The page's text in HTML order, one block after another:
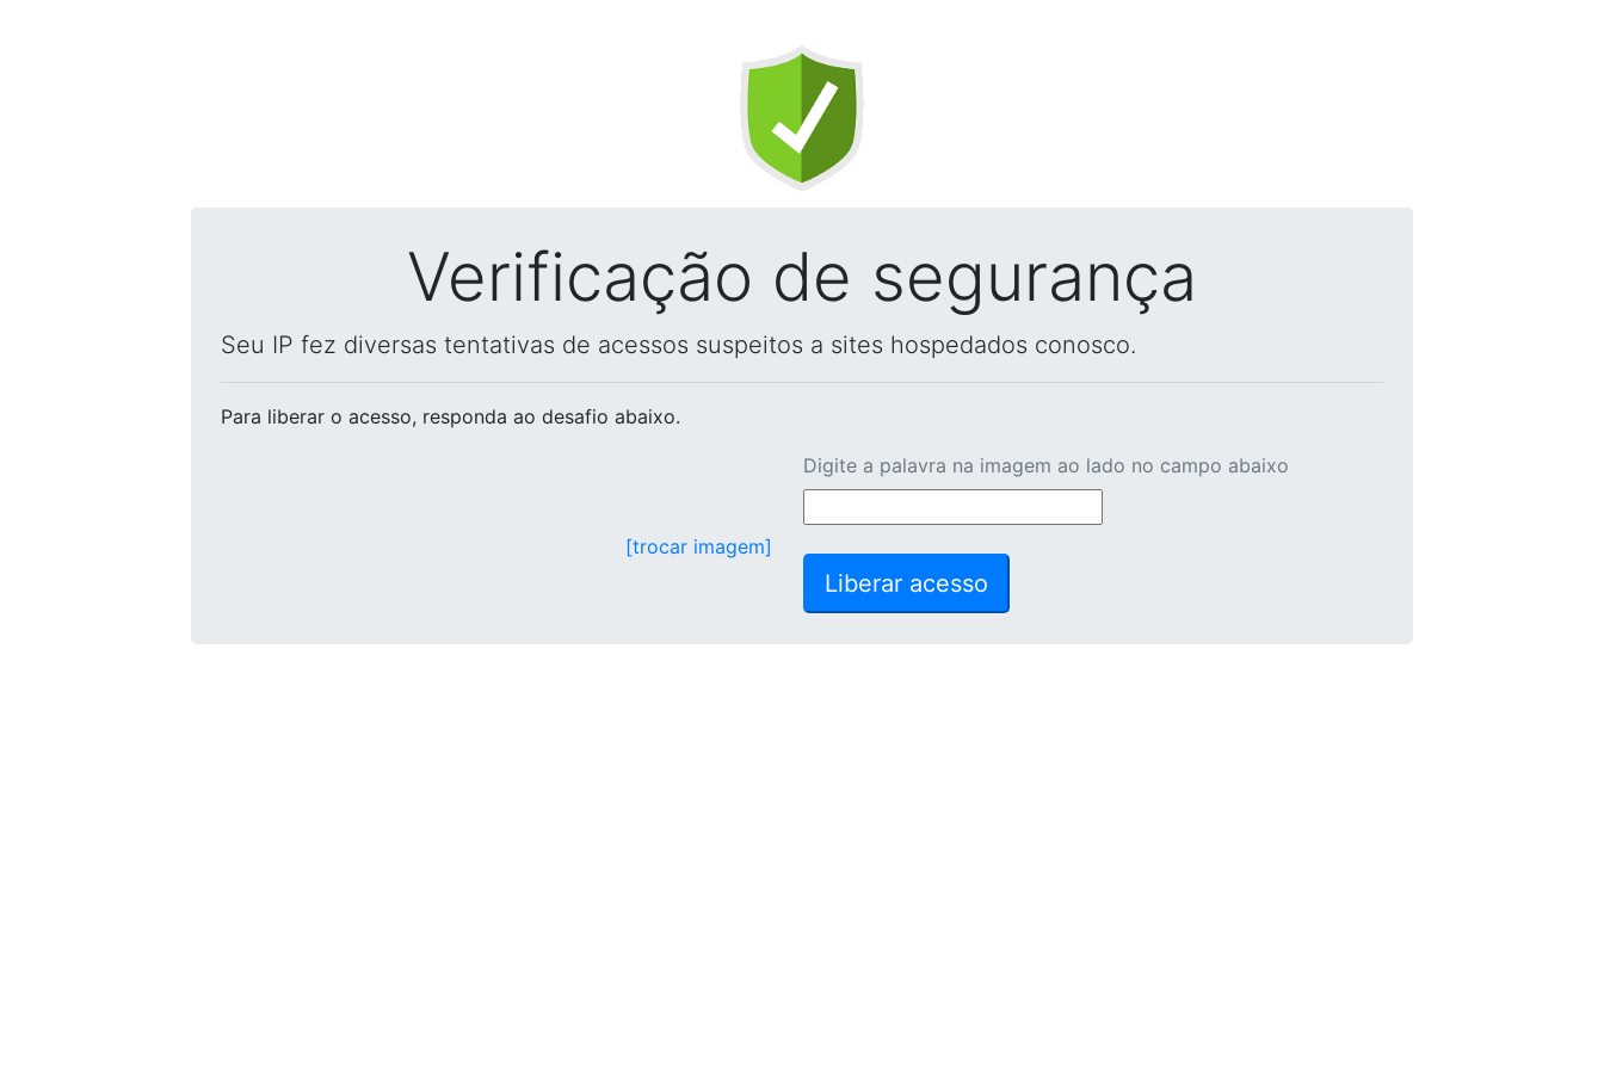
Verificação de segurança
Seu IP fez diversas tentativas de acessos suspeitos a sites hospedados conosco.
Para liberar o acesso, responda ao desafio abaixo.
[trocar imagem]
Digite a palavra na imagem ao lado no campo abaixo